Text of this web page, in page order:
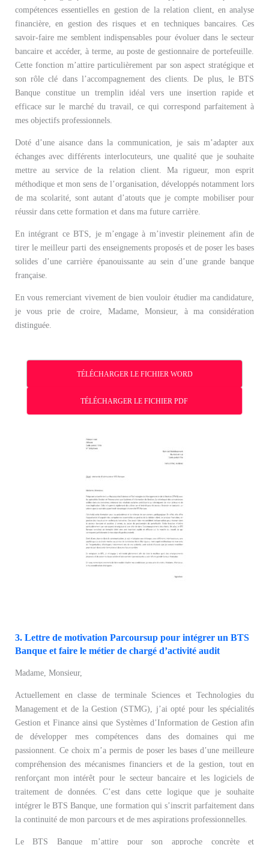
compétences essentielles en gestion de la relation client, en analyse
financière, en gestion des risques et en techniques bancaires. Ces
savoir-faire me semblent indispensables pour évoluer dans le secteur
bancaire et accéder, à terme, au poste de gestionnaire de portefeuille.
Cette fonction m’attire particulièrement par son aspect stratégique et
son rôle clé dans l’accompagnement des clients. De plus, le BTS
Banque constitue un tremplin idéal vers une insertion rapide et
efficace sur le marché du travail, ce qui correspond parfaitement à
mes objectifs professionnels.
Doté d’une aisance dans la communication, je sais m’adapter aux
échanges avec différents interlocuteurs, une qualité que je souhaite
mettre au service de la relation client. Ma rigueur, mon esprit
méthodique et mon sens de l’organisation, développés notamment lors
de ma scolarité, sont autant d’atouts que je compte mobiliser pour
réussir dans cette formation et dans ma future carrière.
En intégrant ce BTS, je m’engage à m’investir pleinement afin de
tirer le meilleur parti des enseignements proposés et de poser les bases
solides d’une carrière épanouissante au sein d’une grande banque
française.
En vous remerciant vivement de bien vouloir étudier ma candidature,
je vous prie de croire, Madame, Monsieur, à ma considération
distinguée.
TÉLÉCHARGER LE FICHIER WORD
TÉLÉCHARGER LE FICHIER PDF
3. Lettre de motivation Parcoursup pour intégrer un BTS
Banque et faire le métier de chargé d’activité audit
Madame, Monsieur,
Actuellement en classe de terminale Sciences et Technologies du
Management et de la Gestion (STMG), j’ai opté pour les spécialités
Gestion et Finance ainsi que Systèmes d’Information de Gestion afin
de développer mes compétences dans des domaines qui me
passionnent. Ce choix m’a permis de poser les bases d’une meilleure
compréhension des mécanismes financiers et de la gestion, tout en
renforçant mon intérêt pour le secteur bancaire et les logiciels de
traitement de données. C’est dans cette logique que je souhaite
intégrer le BTS Banque, une formation qui s’inscrit parfaitement dans
la continuité de mon parcours et de mes aspirations professionnelles.
Le BTS Banque m’attire pour son approche concrète et